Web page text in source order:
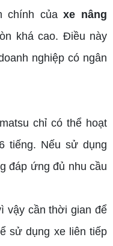
chính củaxe nâng
khá cao. Điều này
nghiệp có ngân
chỉ có thể hoạt
tiếng. Nếu sử dụng
đáp ứng đủ nhu cầu
vậy cần thời gian để
sử dụng xe liên tiếp